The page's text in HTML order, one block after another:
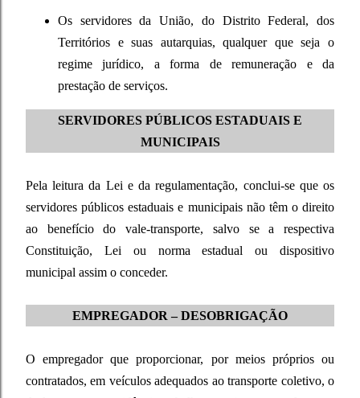
Os servidores da União, do Distrito Federal, dos
Territórios e suas autarquias, qualquer que seja o
regime jurídico, a forma de remuneração e da
prestação de serviços.
SERVIDORES PÚBLICOS ESTADUAIS E
MUNICIPAIS
Pela leitura da Lei e da regulamentação, conclui-se que os
servidores públicos estaduais e municipais não têm o direito
ao benefício do vale-transporte, salvo se a respectiva
Constituição, Lei ou norma estadual ou dispositivo
municipal assim o conceder.
EMPREGADOR – DESOBRIGAÇÃO
O empregador que proporcionar, por meios próprios ou
contratados, em veículos adequados ao transporte coletivo, o